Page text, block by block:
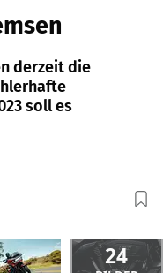
derzeit die
soll es
24